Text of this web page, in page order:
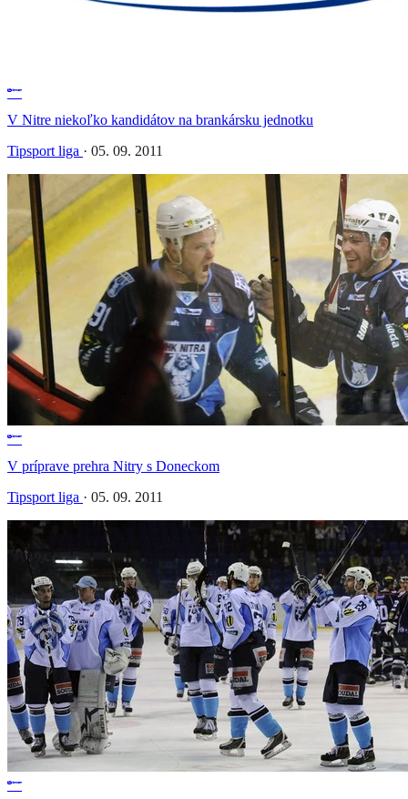
V Nitre niekoľko kandidátov na brankársku jednotku
Tipsport liga · 05. 09. 2011
V príprave prehra Nitry s Doneckom
Tipsport liga · 05. 09. 2011